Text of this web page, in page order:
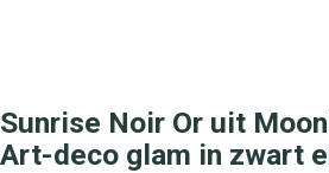
Sunrise Noir Or uit
Art-deco glam in zwart